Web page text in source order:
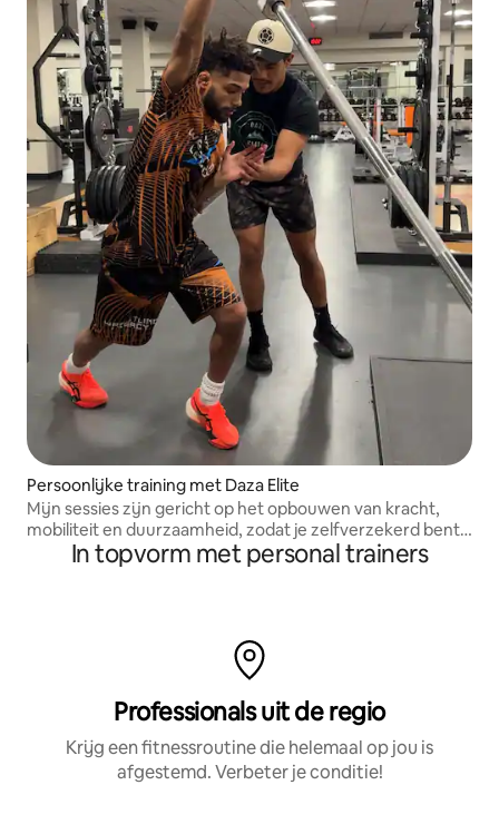
Persoonlijke training met Daza Elite
Mijn sessies zijn gericht op het opbouwen van kracht,
mobiliteit en duurzaamheid, zodat je zelfverzekerd bent
in je lichaam en met een doel traint
In topvorm met personal trainers
Professionals uit de regio
Krijg een fitnessroutine die helemaal op jou is
afgestemd. Verbeter je conditie!